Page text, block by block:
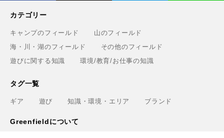
カテゴリー
キャンプのフィールド
山のフィールド
海・川・湖のフィールド
その他のフィールド
遊びに関する知識
環境/教育/お仕事の知識
タグ一覧
ギア 遊び 知識・環境・エリア ブランド
Greenfieldについて